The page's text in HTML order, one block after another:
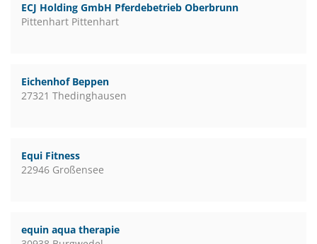
ECJ Holding GmbH Pferdebetrieb Oberbrunn
Pittenhart Pittenhart
Eichenhof Beppen
27321 Thedinghausen
Equi Fitness
22946 Großensee
equin aqua therapie